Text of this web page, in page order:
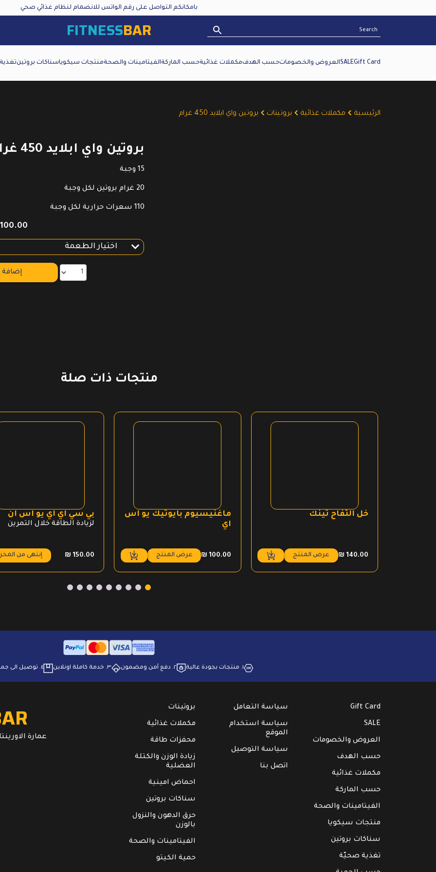
بامكانكم التواصل على رقم الواتس للانضمام لنظام غذائي صحي
FITNESSBAR
Gift Card
SALEالعروض والخصوماتحسب الهدفمكملات غذائيةحسب الماركةالفيتامينات والصحةمنتجات سيكوياسناكات بروتين
الرئيسية مكملات غذائية بروتينات بروتين واي ابلايد 450 غرام
بروتين واي ابلايد 450 غرام
15 وجبة
20 غرام بروتين لكل وجبة
110 سعرات حرارية لكل وجبة
100.00
إضافة
منتجات ذات صلة
خل التفاح تينك
₪ 140.00 عرض المنتج
ماغنيسيوم بايوتيك يو اس
اي
₪ 100.00 عرض المنتج
بي سي اي اي يو اس ان
لزيادة الطاقة خلال التمرين
₪ 150.00 إنتهى من
١. منتجات بجودة عالية ٢. ⁠دفع آمن ومضمون ٣. ⁠خدمة كاملة اونلاين ٤. ⁠توصيل الى جميع انحاء البلاد
Gift Card
SALE
العروض والخصومات
حسب الهدف
مكملات غذائية
حسب الماركة
الفيتامينات والصحة
منتجات سيكويا
سناكات بروتين
تغذية صحيّة
سياسة التعامل
سياسة استخدام
الموقع
سياسة التوصيل
اتصل بنا
بروتينات
مكملات غذائية
محفزات طاقة
زيادة الوزن والكتلة
العضلية
احماض امينية
سناكات بروتين
حرق الدهون والنزول
بالوزن
الفيتامينات والصحة
حمية الكيتو
عمارة الاورينتال.